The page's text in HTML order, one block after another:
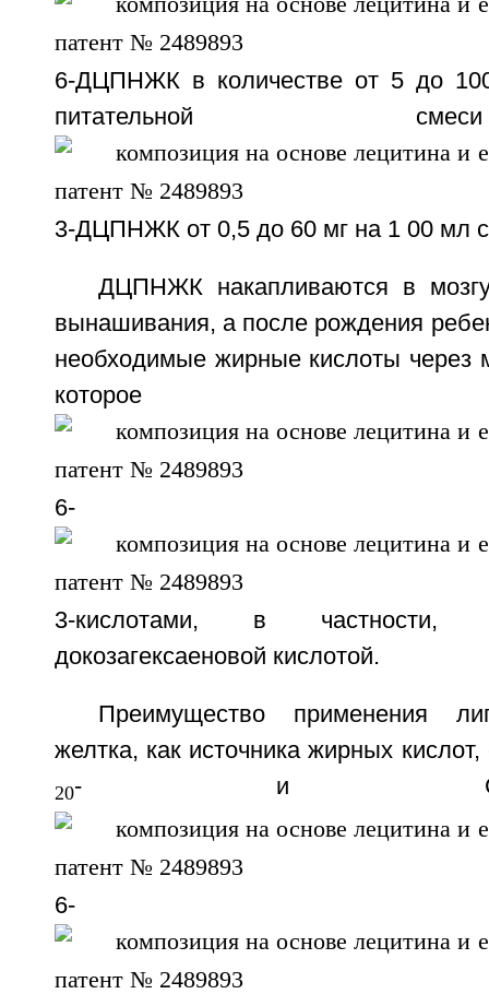
6-ДЦПНЖК в количестве от 5 до
питательной
3-ДЦПНЖК от 0,5 до 60 мг на 1 00 мл
ДЦПНЖК накапливаются в
вынашивания, а после рождения
необходимые жирные кислоты через
которое
6-
3-кислотами, в частности,
докозагексаеновой кислотой.
Преимущество применения
желтка, как источника жирных
20- и
6-